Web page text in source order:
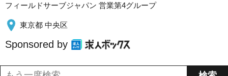
フィールドサーブジャパン 営業第4グループ
東京都 中央区
Sponsored by